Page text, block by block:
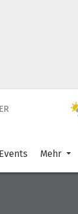
Events Mehr